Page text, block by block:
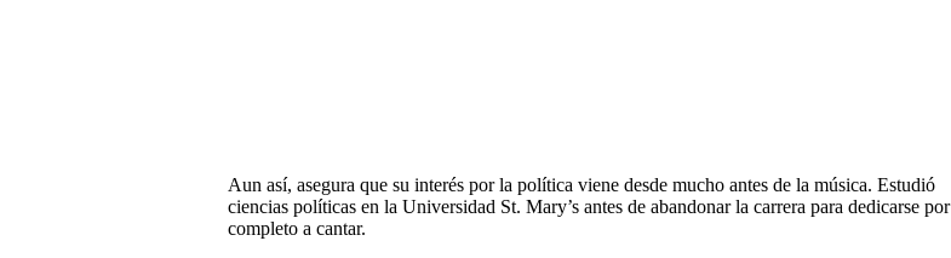
Aun así, asegura que su interés por la política viene desde mucho antes de la música. Estudió
ciencias políticas en la Universidad St. Mary’s antes de abandonar la carrera para dedicarse por
completo a cantar.